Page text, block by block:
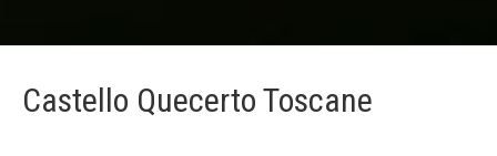
Castello Quecerto Toscane